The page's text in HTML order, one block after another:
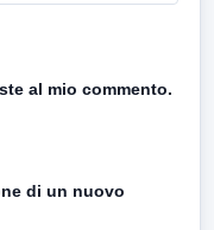
al mio commento.
di un nuovo